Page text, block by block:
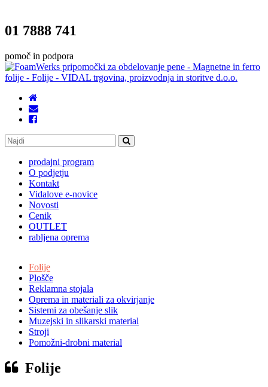
01 7888 741
pomoč in podpora
prodajni program
O podjetju
Kontakt
Vidalove e-novice
Novosti
Cenik
OUTLET
rabljena oprema
Folije
Plošče
Reklamna stojala
Oprema in materiali za okvirjanje
Sistemi za obešanje slik
Muzejski in slikarski material
Stroji
Pomožni-drobni material
Folije